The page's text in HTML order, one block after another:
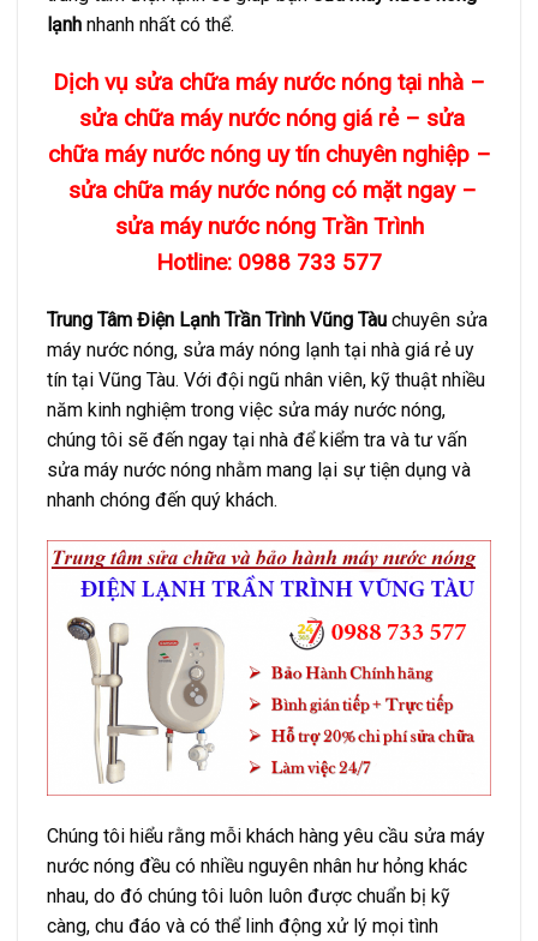
lạnh nhanh nhất có thể.
Dịch vụ sửa chữa máy nước nóng tại nhà –
sửa chữa máy nước nóng giá rẻ – sửa
chữa máy nước nóng uy tín chuyên nghiệp –
sửa chữa máy nước nóng có mặt ngay –
sửa máy nước nóng Trần Trình
Hotline: 0988 733 577
Trung Tâm Điện Lạnh Trần Trình Vũng Tàu chuyên sửa
máy nước nóng, sửa máy nóng lạnh tại nhà giá rẻ uy
tín tại Vũng Tàu. Với đội ngũ nhân viên, kỹ thuật nhiều
năm kinh nghiệm trong việc sửa máy nước nóng,
chúng tôi sẽ đến ngay tại nhà để kiểm tra và tư vấn
sửa máy nước nóng nhằm mang lại sự tiện dụng và
nhanh chóng đến quý khách.
Chúng tôi hiểu rằng mỗi khách hàng yêu cầu sửa máy
nước nóng đều có nhiều nguyên nhân hư hỏng khác
nhau, do đó chúng tôi luôn luôn được chuẩn bị kỹ
càng, chu đáo và có thể linh động xử lý mọi tình